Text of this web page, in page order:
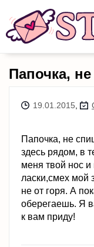
Папочка,
19.01.2015
Папочка, не
здесь рядом, в
меня твой нос и
ласки,смех мой
не от горя. А
оберегаешь. Я
к вам приду!